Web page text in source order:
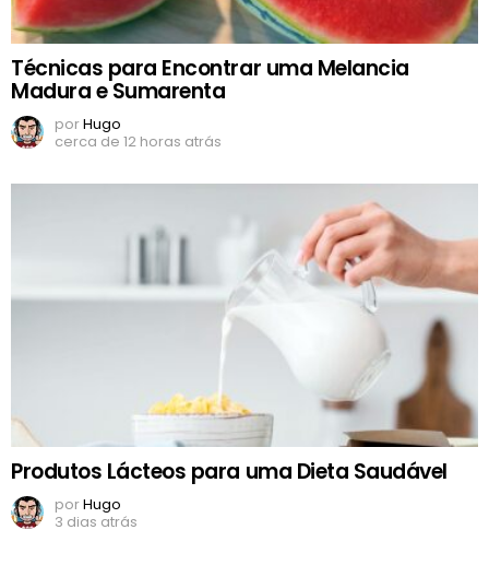
Técnicas para Encontrar uma Melancia
Madura e Sumarenta
porHugo
cerca de 12 horas atrás
Produtos Lácteos para uma Dieta Saudável
porHugo
3 dias atrás